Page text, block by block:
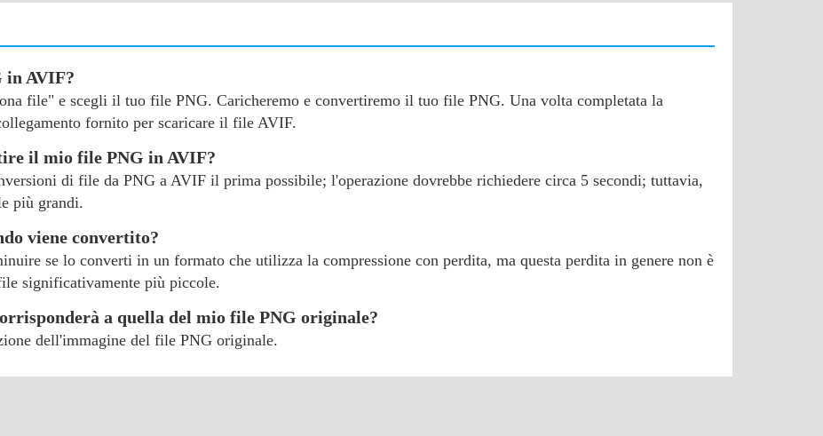
in AVIF?
file" e scegli il tuo file PNG. Caricheremo e convertiremo il tuo file PNG. Una volta completata la
fornito per scaricare il file AVIF.
il mio file PNG in AVIF?
di file da PNG a AVIF il prima possibile; l'operazione dovrebbe richiedere circa 5 secondi; tuttavia,
più grandi.
viene convertito?
se lo converti in un formato che utilizza la compressione con perdita, ma questa perdita in genere non è
significativamente più piccole.
a quella del mio file PNG originale?
dell'immagine del file PNG originale.